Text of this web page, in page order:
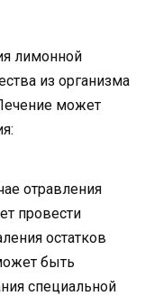
лимонной
из организма
может
отравления
провести
остатков
быть
специальной